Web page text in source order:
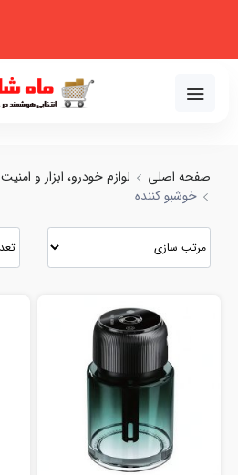
صفحه اصلی لوازم خودرو، ابزار و امنیت
خوشبو کننده